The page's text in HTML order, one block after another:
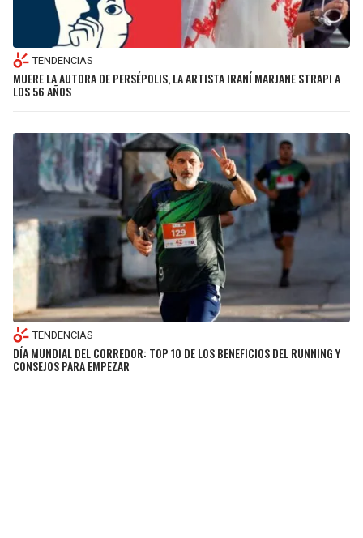
TENDENCIAS
MUERE LA AUTORA DE PERSÉPOLIS, LA ARTISTA IRANÍ MARJANE STRAPI A
LOS 56 AÑOS
TENDENCIAS
DÍA MUNDIAL DEL CORREDOR: TOP 10 DE LOS BENEFICIOS DEL RUNNING Y
CONSEJOS PARA EMPEZAR